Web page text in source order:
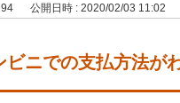
公開日時 : 2020/02/03 11:02
ビニでの支払方法が